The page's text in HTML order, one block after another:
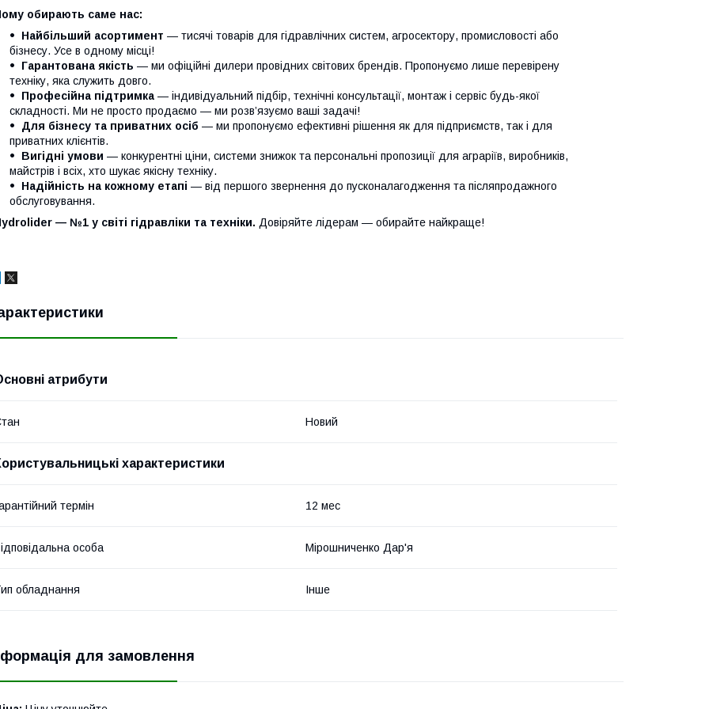
обирають саме нас:
Найбільший асортимент — тисячі товарів для гідравлічних систем, агросектору, промисловості або
бізнесу. Усе в одному місці!
Гарантована якість — ми офіційні дилери провідних світових брендів. Пропонуємо лише перевірену
техніку, яка служить довго.
Професійна підтримка — індивідуальний підбір, технічні консультації, монтаж і сервіс будь-якої
складності. Ми не просто продаємо — ми розв’язуємо ваші задачі!
Для бізнесу та приватних осіб — ми пропонуємо ефективні рішення як для підприємств, так і для
приватних клієнтів.
Вигідні умови — конкурентні ціни, системи знижок та персональні пропозиції для аграріїв, виробників,
майстрів і всіх, хто шукає якісну техніку.
Надійність на кожному етапі — від першого звернення до пусконалагодження та післяпродажного
обслуговування.
— №1 у світі гідравліки та техніки. Довіряйте лідерам — обирайте найкраще!
атрибути
Новий
характеристики
термін 12 мес
особа Мірошниченко Дар'я
обладнання Інше
для замовлення